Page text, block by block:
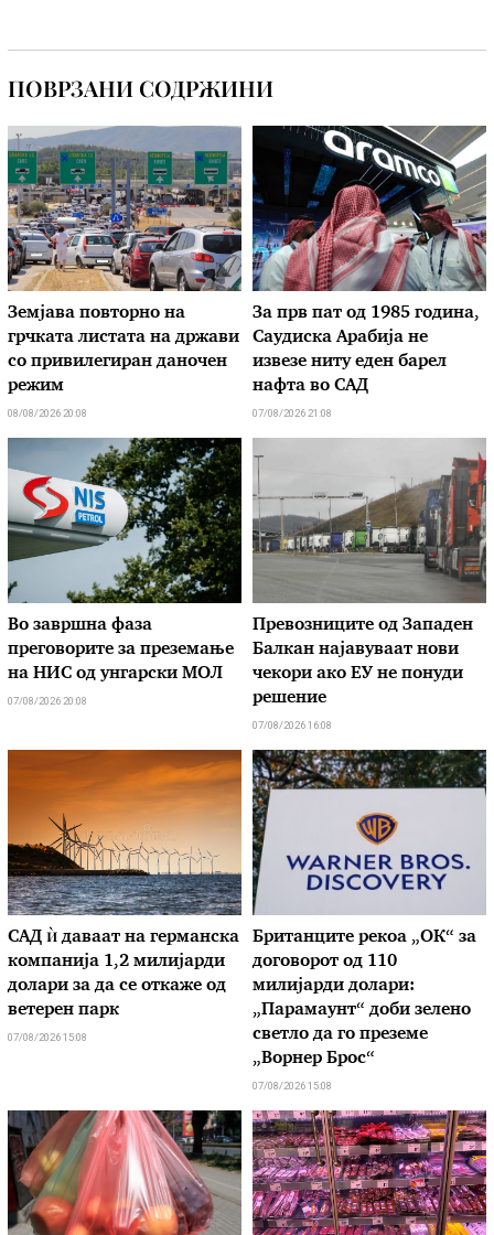
ПОВРЗАНИ СОДРЖИНИ
Земјава повторно на
грчката листата на држави
со привилегиран даночен
режим
08/08/2026 20:08
За прв пат од 1985 година,
Саудиска Арабија не
извезе ниту еден барел
нафта во САД
07/08/2026 21:08
Во завршна фаза
преговорите за преземање
на НИС од унгарски МОЛ
07/08/2026 20:08
Превозниците од Западен
Балкан најавуваат нови
чекори ако ЕУ не понуди
решение
07/08/2026 16:08
САД ѝ даваат на германска
компанија 1,2 милијарди
долари за да се откаже од
ветерен парк
07/08/2026 15:08
Британците рекоа „ОК“ за
договорот од 110
милијарди долари:
„Парамаунт“ доби зелено
светло да го преземе
„Ворнер Брос“
07/08/2026 15:08